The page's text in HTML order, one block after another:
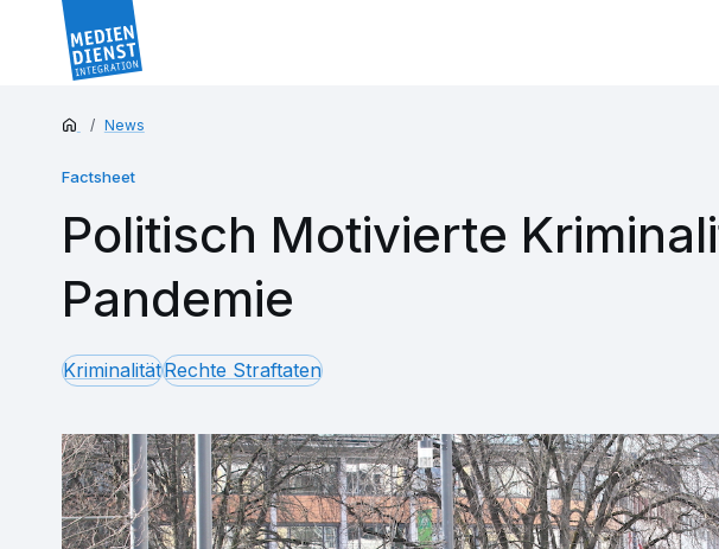
News
Factsheet
Politisch Motivierte
Pandemie
KriminalitätRechte Straftaten